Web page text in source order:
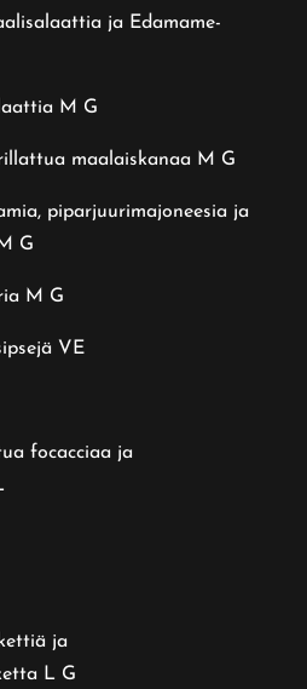
ja Edamame-
M G
maalaiskanaa M G
piparjuurimajoneesia ja
G
M G
VE
focacciaa ja
ja
L G